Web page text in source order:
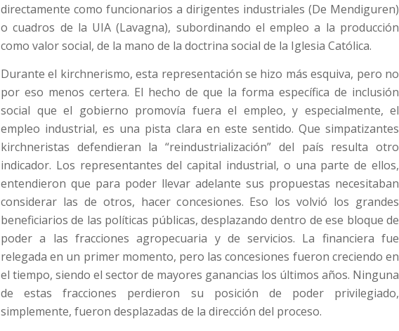
directamente como funcionarios a dirigentes industriales (De Mendiguren)
o cuadros de la UIA (Lavagna), subordinando el empleo a la producción
como valor social, de la mano de la doctrina social de la Iglesia Católica.
Durante el kirchnerismo, esta representación se hizo más esquiva, pero no
por eso menos certera. El hecho de que la forma específica de inclusión
social que el gobierno promovía fuera el empleo, y especialmente, el
empleo industrial, es una pista clara en este sentido. Que simpatizantes
kirchneristas defendieran la “reindustrialización” del país resulta otro
indicador. Los representantes del capital industrial, o una parte de ellos,
entendieron que para poder llevar adelante sus propuestas necesitaban
considerar las de otros, hacer concesiones. Eso los volvió los grandes
beneficiarios de las políticas públicas, desplazando dentro de ese bloque de
poder a las fracciones agropecuaria y de servicios. La financiera fue
relegada en un primer momento, pero las concesiones fueron creciendo en
el tiempo, siendo el sector de mayores ganancias los últimos años. Ninguna
de estas fracciones perdieron su posición de poder privilegiado,
simplemente, fueron desplazadas de la dirección del proceso.